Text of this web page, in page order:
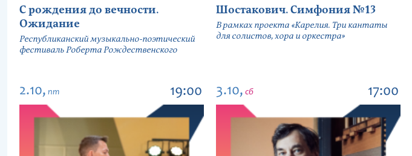
С рождения до вечности.
Ожидание
Республиканский музыкально-поэтический
фестиваль Роберта Рождественского
Шостакович. Симфония №13
В рамках проекта «Карелия. Три кантаты
для солистов, хора и оркестра»
2.10, пт 19:00 3.10, сб 17:00